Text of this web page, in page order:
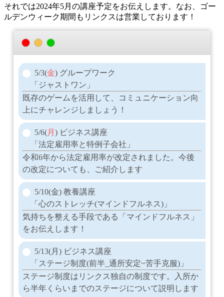
それでは2024年5月の講座予定をお伝えします。なお、ゴー
ルデンウィーク期間もリンクスは営業しております！
5/3(金) グループワーク
「ジャストワン」
既存のゲームを活用して、コミュニケーション向
上にチャレンジしましょう！
5/6(月 ) ビジネス講座
「法定雇用率と特例子会社」
令和6年から法定雇用率が改定されました。今後
の改定についても、ご紹介します
5/10(金) 教養講座
「心のストレッチ(マインドフルネス)」
気持ちを整える手段である「マインドフルネス」
をお伝えします！
5/13(月) ビジネス講座
「ステージ制度(前半_通所安定~苦手克服)」
ステージ制度はリンクス独自の制度です。入所か
ら半年くらいまでのステージについて説明します